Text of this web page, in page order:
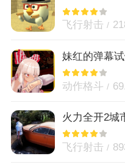
飞行射击
妹红的弹幕
动作格斗
火力全开2城
飞行射击